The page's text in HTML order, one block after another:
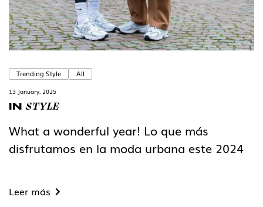
Trending Style All
13 January, 2025
INSTYLE
What a wonderful year! Lo que más
disfrutamos en la moda urbana este 2024
Leer más